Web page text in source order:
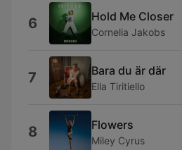
6 Hold Me Closer
Cornelia Jakobs
7 Bara du är där
Ella Tiritiello
8 Flowers
Miley Cyrus